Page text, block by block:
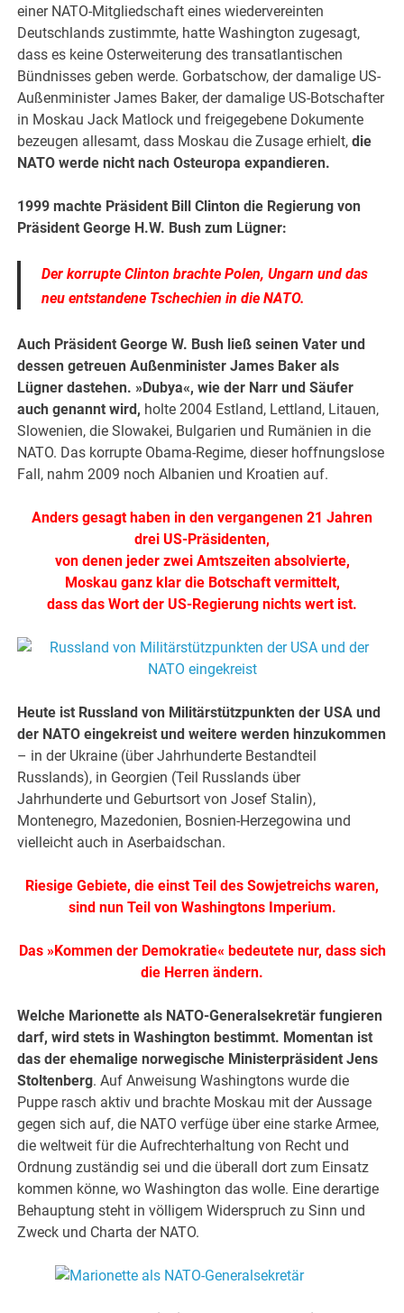
einer NATO-Mitgliedschaft eines wiedervereinten
Deutschlands zustimmte, hatte Washington zugesagt,
dass es keine Osterweiterung des transatlantischen
Bündnisses geben werde. Gorbatschow, der damalige US-
Außenminister James Baker, der damalige US-Botschafter
in Moskau Jack Matlock und freigegebene Dokumente
bezeugen allesamt, dass Moskau die Zusage erhielt,die
NATO werde nicht nach Osteuropa expandieren.
1999 machte Präsident Bill Clinton die Regierung von
Präsident George H.W. Bush zum Lügner:
Der korrupte Clinton brachte Polen, Ungarn und das
neu entstandene Tschechien in die NATO.
Auch Präsident George W. Bush ließ seinen Vater und
dessen getreuen Außenminister James Baker als
Lügner dastehen. »Dubya«, wie der Narr und Säufer
auch genannt wird, holte 2004 Estland, Lettland, Litauen,
Slowenien, die Slowakei, Bulgarien und Rumänien in die
NATO. Das korrupte Obama-Regime, dieser hoffnungslose
Fall, nahm 2009 noch Albanien und Kroatien auf.
Anders gesagt haben in den vergangenen 21 Jahren
drei US-Präsidenten,
von denen jeder zwei Amtszeiten absolvierte,
Moskau ganz klar die Botschaft vermittelt,
dass das Wort der US-Regierung nichts wert ist.
Heute ist Russland von Militärstützpunkten der USA und
der NATO eingekreist und weitere werden hinzukommen
– in der Ukraine (über Jahrhunderte Bestandteil
Russlands), in Georgien (Teil Russlands über
Jahrhunderte und Geburtsort von Josef Stalin),
Montenegro, Mazedonien, Bosnien-Herzegowina und
vielleicht auch in Aserbaidschan.
Riesige Gebiete, die einst Teil des Sowjetreichs waren,
sind nun Teil von Washingtons Imperium.
Das »Kommen der Demokratie« bedeutete nur, dass sich
die Herren ändern.
Welche Marionette als NATO-Generalsekretär fungieren
darf, wird stets in Washington bestimmt. Momentan ist
das der ehemalige norwegische Ministerpräsident Jens
Stoltenberg. Auf Anweisung Washingtons wurde die
Puppe rasch aktiv und brachte Moskau mit der Aussage
gegen sich auf, die NATO verfüge über eine starke Armee,
die weltweit für die Aufrechterhaltung von Recht und
Ordnung zuständig sei und die überall dort zum Einsatz
kommen könne, wo Washington das wolle. Eine derartige
Behauptung steht in völligem Widerspruch zu Sinn und
Zweck und Charta der NATO.